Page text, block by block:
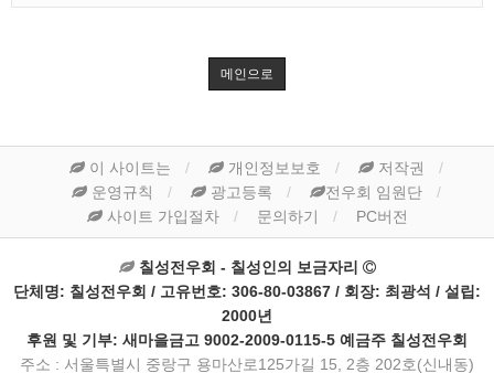
메인으로
이 사이트는 개인정보보호
저작권
운영규칙
광고등록
전우회 임원단
사이트 가입절차
문의하기 PC버전
칠성전우회 - 칠성인의 보금자리
단체명: 칠성전우회 / 고유번호: 306-80-03867 / 회장: 최광석 / 설립:
2000년
후원 및 기부: 새마을금고 9002-2009-0115-5 예금주 칠성전우회
주소 : 서울특별시 중랑구 용마산로125가길 15, 2층 202호(신내동)